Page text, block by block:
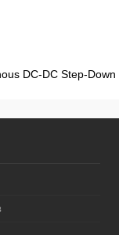
DC-DC Step-Down